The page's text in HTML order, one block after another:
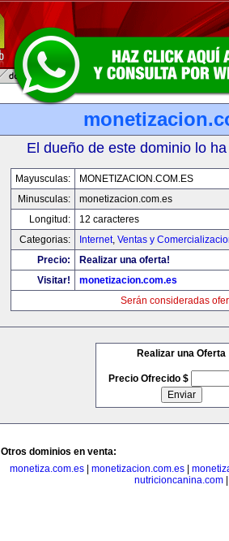
El dueño de este dominio lo
Mayusculas:
MONETIZACION.COM.ES
Minusculas:
monetizacion.com.es
Longitud:
12 caracteres
Categorias:
Internet, Ventas y
Precio:
Realizar una oferta!
Visitar!
monetizacion.com.es
Serán consideradas
Realizar una Oferta
Precio Ofrecido $
Otros dominios en venta:
monetiza.com.es| monetizacion.com.es|
nutricioncanina.com